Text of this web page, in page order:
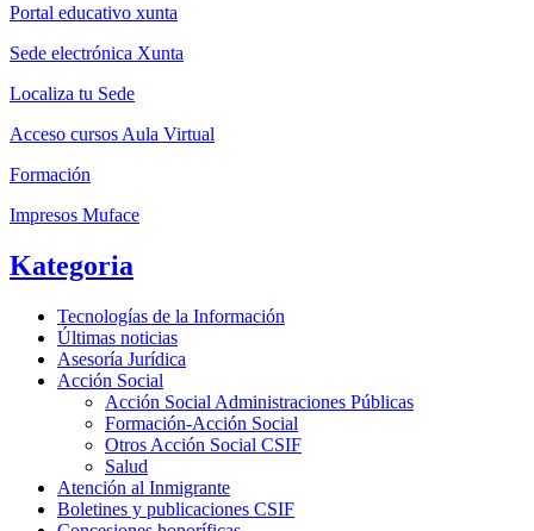
Portal educativo xunta
Sede electrónica Xunta
Localiza tu Sede
Acceso cursos Aula Virtual
Formación
Impresos Muface
Kategoria
Tecnologías de la Información
Últimas noticias
Asesoría Jurídica
Acción Social
Acción Social Administraciones Públicas
Formación-Acción Social
Otros Acción Social CSIF
Salud
Atención al Inmigrante
Boletines y publicaciones CSIF